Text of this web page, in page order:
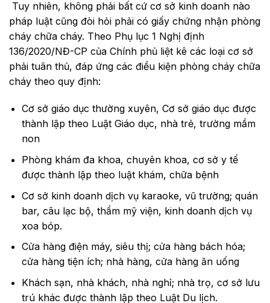
Tuy nhiên, không phải bất cứ cơ sở kinh doanh nào
pháp luật cũng đòi hỏi phải có giấy chứng nhận phòng
cháy chữa cháy. Theo Phụ lục 1 Nghị định
136/2020/NĐ-CP của Chính phủ liệt kê các loại cơ sở
phải tuân thủ, đáp ứng các điều kiện phòng cháy chữa
cháy theo quy định:
Cơ sở giáo dục thường xuyên, Cơ sở giáo dục được
thành lập theo Luật Giáo dục, nhà trẻ, trường mầm
non
Phòng khám đa khoa, chuyên khoa, cơ sở y tế
được thành lập theo luật khám, chữa bệnh
Cơ sở kinh doanh dịch vụ karaoke, vũ trường; quán
bar, câu lạc bộ, thẩm mỹ viện, kinh doanh dịch vụ
xoa bóp.
Cửa hàng điện máy, siêu thị; cửa hàng bách hóa;
cửa hàng tiện ích; nhà hàng, cửa hàng ăn uống
Khách sạn, nhà khách, nhà nghỉ; nhà trọ, cơ sở lưu
trú khác được thành lập theo Luật Du lịch.